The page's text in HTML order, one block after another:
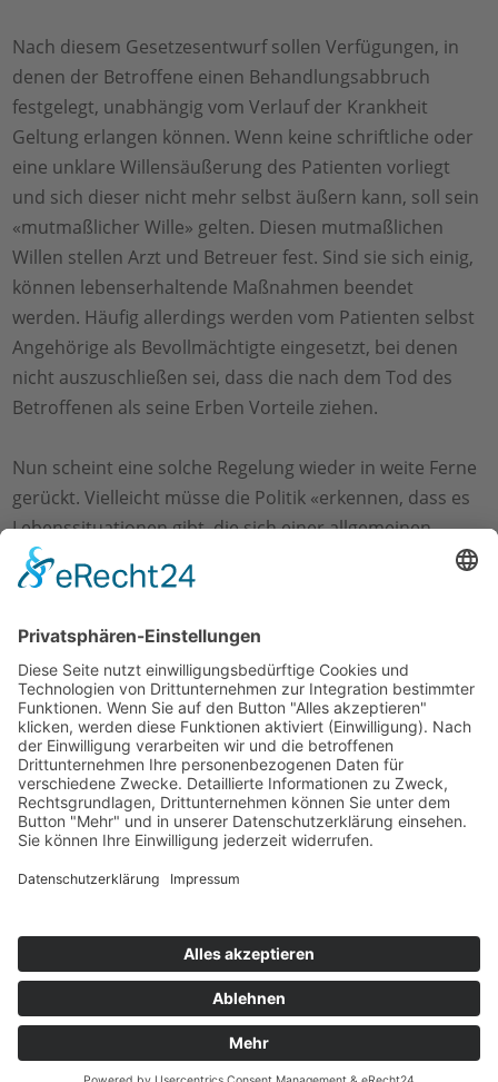
Nach diesem Gesetzesentwurf sollen Verfügungen, in
denen der Betroffene einen Behandlungsabbruch
festgelegt, unabhängig vom Verlauf der Krankheit
Geltung erlangen können. Wenn keine schriftliche oder
eine unklare Willensäußerung des Patienten vorliegt
und sich dieser nicht mehr selbst äußern kann, soll sein
«mutmaßlicher Wille» gelten. Diesen mutmaßlichen
Willen stellen Arzt und Betreuer fest. Sind sie sich einig,
können lebenserhaltende Maßnahmen beendet
werden. Häufig allerdings werden vom Patienten selbst
Angehörige als Bevollmächtigte eingesetzt, bei denen
nicht auszuschließen sei, dass die nach dem Tod des
Betroffenen als seine Erben Vorteile ziehen.
Nun scheint eine solche Regelung wieder in weite Ferne
gerückt. Vielleicht müsse die Politik «erkennen, dass es
Lebenssituationen gibt, die sich einer allgemeinen
gesetzlichen Regelung entziehen», sagte Volker Kauder,
Vorsitzender der CDU/CSU-Fraktion im Bundestag in
Impressum|Datenschutzerklärung|Checkliste
Todesfall
Netzwerk Deutscher Erbrechtsexperten e.V.
Fachanwälte für Erbrecht
Alle Rechte vorbehalten.
© 2020-2026